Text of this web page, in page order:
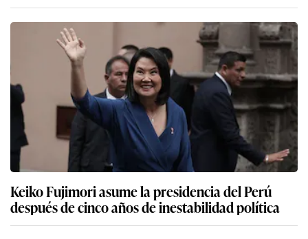
Keiko Fujimori asume la presidencia del Perú
después de cinco años de inestabilidad política